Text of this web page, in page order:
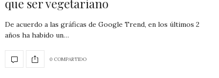
que ser vegetariano
De acuerdo a las gráficas de Google Trend, en los últimos 2
años ha habido un…
0 COMPARTIDO